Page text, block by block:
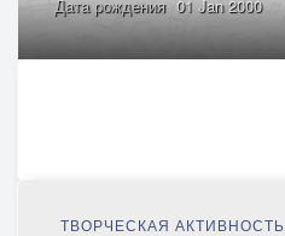
Дата рождения 01 Jan 2000
ТВОРЧЕСКАЯ АКТИВНОСТЬ